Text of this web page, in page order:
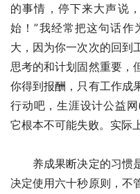
的事情，停下来大声说
始！”我经常把这句话作
大，因为你一次次的回到
思考的和计划固然重要，
你得到报酬，只有工作成
行动吧，生涯设计公益
它根本不可能失败。实际
养成果断决定的习惯是
决定使用六十秒原则，不